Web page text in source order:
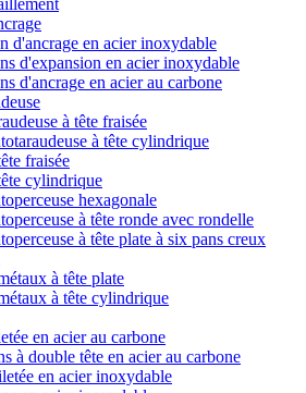
d'ancrage en acier inoxydable
d'expansion en acier inoxydable
d'ancrage en acier au carbone
à tête fraisée
à tête cylindrique
fraisée
cylindrique
hexagonale
à tête ronde avec rondelle
à tête plate à six pans creux
à tête plate
à tête cylindrique
en acier au carbone
à double tête en acier au carbone
en acier inoxydable